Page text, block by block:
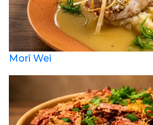
Morî Wei